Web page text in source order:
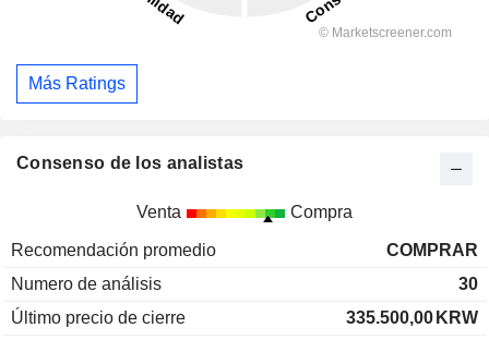
Más Ratings
Consenso de los analistas
Venta Compra
Recomendación promedio
COMPRAR
Numero de análisis
30
Último precio de cierre
335.500,00 KRW